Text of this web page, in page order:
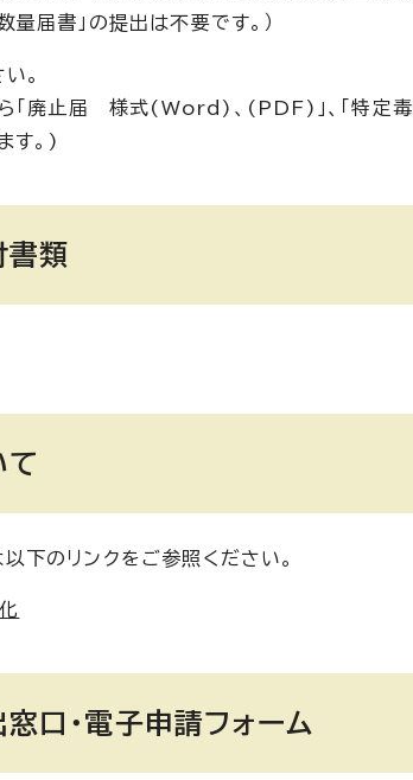
届書」の提出は不要です。）
。
ら「廃止届 様式(Word)、(PDF)」、「特
す。)
書類
て
下のリンクをご参照ください。
口・電子申請フォーム